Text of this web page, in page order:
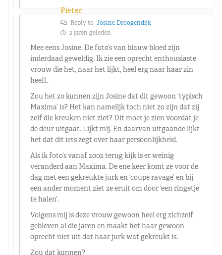
Pieter
Reply to Josine Droogendijk
2 jaren geleden
Mee eens Josine. De foto’s van blauw bloed zijn
inderdaad geweldig. Ik zie een oprecht enthousiaste
vrouw die het, naar het lijkt, heel erg naar haar zin
heeft.
Zou het zo kunnen zijn Josine dat dit gewoon ‘typisch
Maxima’ is? Het kan namelijk toch niet zo zijn dat zij
zelf die kreuken niet ziet? Dit moet je zien voordat je
de deur uitgaat. Lijkt mij. En daarvan uitgaande lijkt
het dat dit iets zegt over haar persoonlijkheid.
Als ik foto’s vanaf 2002 terug kijk is er weinig
veranderd aan Maxima. De ene keer komt ze voor de
dag met een gekreukte jurk en ‘coupe ravage’ en bij
een ander moment ziet ze eruit om door ‘een ringetje
te halen’.
Volgens mij is deze vrouw gewoon heel erg zichzelf
gebleven al die jaren en maakt het haar gewoon
oprecht niet uit dat haar jurk wat gekreukt is.
Zou dat kunnen?